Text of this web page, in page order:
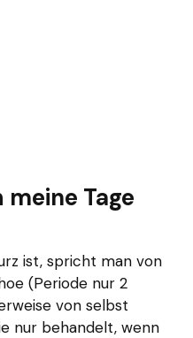
Tage
ist, spricht man von
(Periode nur 2
von selbst
nur behandelt, wenn